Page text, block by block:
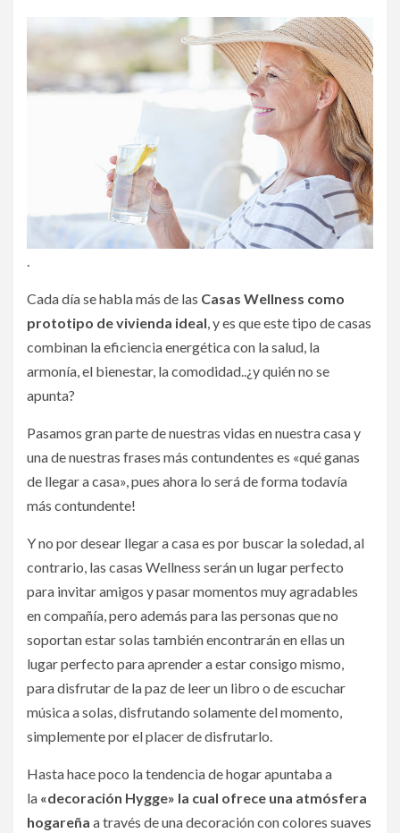
Cada día se habla más de las Casas Wellness como
prototipo de vivienda ideal , y es que este tipo de casas
combinan la eficiencia energética con la salud, la
armonía, el bienestar, la comodidad..¿y quién no se
apunta?
Pasamos gran parte de nuestras vidas en nuestra casa y
una de nuestras frases más contundentes es «qué ganas
de llegar a casa», pues ahora lo será de forma todavía
más contundente!
Y no por desear llegar a casa es por buscar la soledad, al
contrario, las casas Wellness serán un lugar perfecto
para invitar amigos y pasar momentos muy agradables
en compañía, pero además para las personas que no
soportan estar solas también encontrarán en ellas un
lugar perfecto para aprender a estar consigo mismo,
para disfrutar de la paz de leer un libro o de escuchar
música a solas, disfrutando solamente del momento,
simplemente por el placer de disfrutarlo.
Hasta hace poco la tendencia de hogar apuntaba a
la «decoración Hygge» la cual ofrece una atmósfera
hogareña a través de una decoración con colores suaves